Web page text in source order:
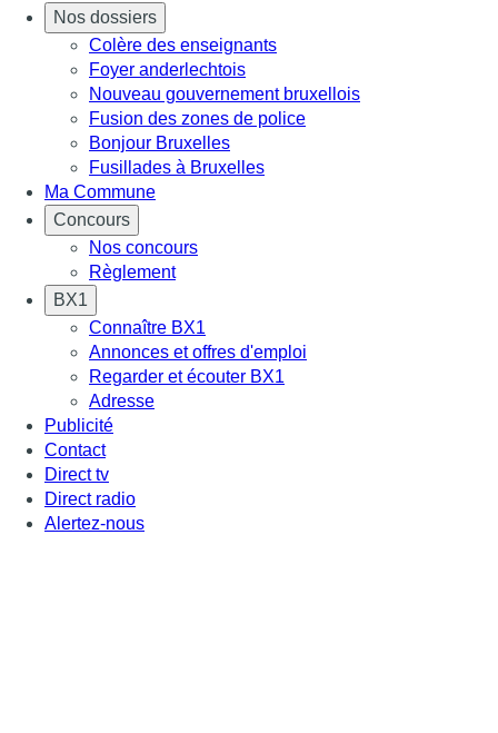
Nos dossiers
Colère des enseignants
Foyer anderlechtois
Nouveau gouvernement bruxellois
Fusion des zones de police
Bonjour Bruxelles
Fusillades à Bruxelles
Ma Commune
Concours
Nos concours
Règlement
BX1
Connaître BX1
Annonces et offres d'emploi
Regarder et écouter BX1
Adresse
Publicité
Contact
Direct tv
Direct radio
Alertez-nous